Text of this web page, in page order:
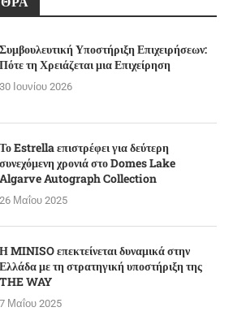
Συμβουλευτική Υποστήριξη Επιχειρήσεων:
Πότε τη Χρειάζεται μια Επιχείρηση
30 Ιουνίου 2026
Το Estrella επιστρέφει για δεύτερη
συνεχόμενη χρονιά στο Domes Lake
Algarve Autograph Collection
26 Μαΐου 2025
Η MINISO επεκτείνεται δυναμικά στην
Ελλάδα με τη στρατηγική υποστήριξη της
THE WAY
7 Μαΐου 2025